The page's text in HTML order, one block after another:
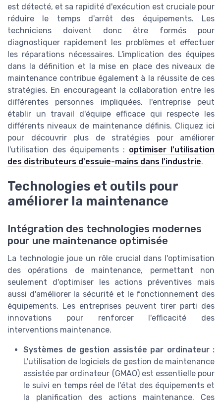
est détecté, et sa rapidité d'exécution est cruciale pour
réduire le temps d'arrêt des équipements. Les
techniciens doivent donc être formés pour
diagnostiquer rapidement les problèmes et effectuer
les réparations nécessaires. L'implication des équipes
dans la définition et la mise en place des niveaux de
maintenance contribue également à la réussite de ces
stratégies. En encourageant la collaboration entre les
différentes personnes impliquées, l'entreprise peut
établir un travail d'équipe efficace qui respecte les
différents niveaux de maintenance définis. Cliquez ici
pour découvrir plus de stratégies pour améliorer
l'utilisation des équipements : optimiser l'utilisation
des distributeurs d'essuie-mains dans l'industrie.
Technologies et outils pour
améliorer la maintenance
Intégration des technologies modernes
pour une maintenance optimisée
La technologie joue un rôle crucial dans l'optimisation
des opérations de maintenance, permettant non
seulement d'optimiser les actions préventives mais
aussi d'améliorer la sécurité et le fonctionnement des
équipements. Les entreprises peuvent tirer parti des
innovations pour renforcer l'efficacité des
interventions maintenance.
Systèmes de gestion assistée par ordinateur :
L'utilisation de logiciels de gestion de maintenance
assistée par ordinateur (GMAO) est essentielle pour
le suivi en temps réel de l'état des équipements et
la planification des actions maintenance. Ces